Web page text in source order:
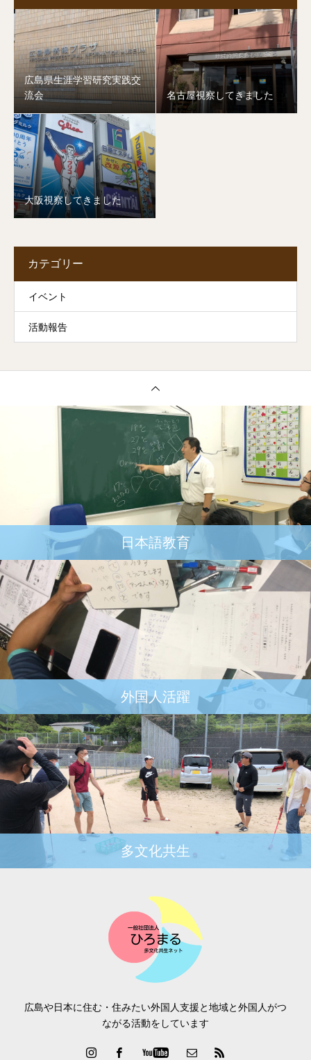
広島県生涯学習研究実践交
流会
名古屋視察してきました
大阪視察してきました
カテゴリー
イベント
活動報告
日本語教育
外国人活躍
多文化共生
広島や日本に住む・住みたい外国人支援と地域と外国人がつ
ながる活動をしています